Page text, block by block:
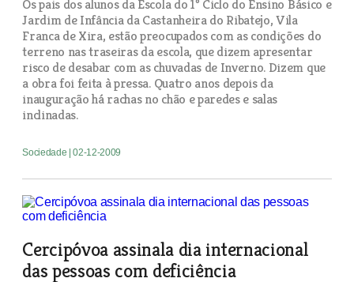
Os pais dos alunos da Escola do 1º Ciclo do Ensino Básico e
Jardim de Infância da Castanheira do Ribatejo, Vila
Franca de Xira, estão preocupados com as condições do
terreno nas traseiras da escola, que dizem apresentar
risco de desabar com as chuvadas de Inverno. Dizem que
a obra foi feita à pressa. Quatro anos depois da
inauguração há rachas no chão e paredes e salas
inclinadas.
Sociedade | 02-12-2009
Cercipóvoa assinala dia internacional
das pessoas com deficiência